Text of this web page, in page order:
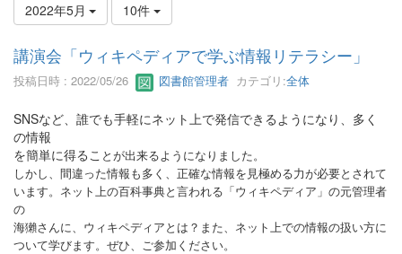
2022年5月 10件
講演会「ウィキペディアで学ぶ情報リテラシー」
投稿日時 : 2022/05/26 図書館管理者 カテゴリ:全体
SNSなど、誰でも手軽にネット上で発信できるようになり、多く
の情報
を簡単に得るこ とが出来るようになりました。
しかし、間違った情報も多く、正確な情報を見極める力が必要とされて
います。ネット上の百科事典と言われる「ウィキペディア」の元管理者
の
海獺さんに、ウィキペディアとは？また、ネット上での情報の扱い方に
ついて学びます。ぜひ、ご参加ください。